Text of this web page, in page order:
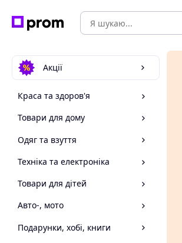
Акції
Краса та здоров'я
Товари для дому
Одяг та взуття
Техніка та електроніка
Товари для дітей
Авто-, мото
Подарунки, хобі, книги